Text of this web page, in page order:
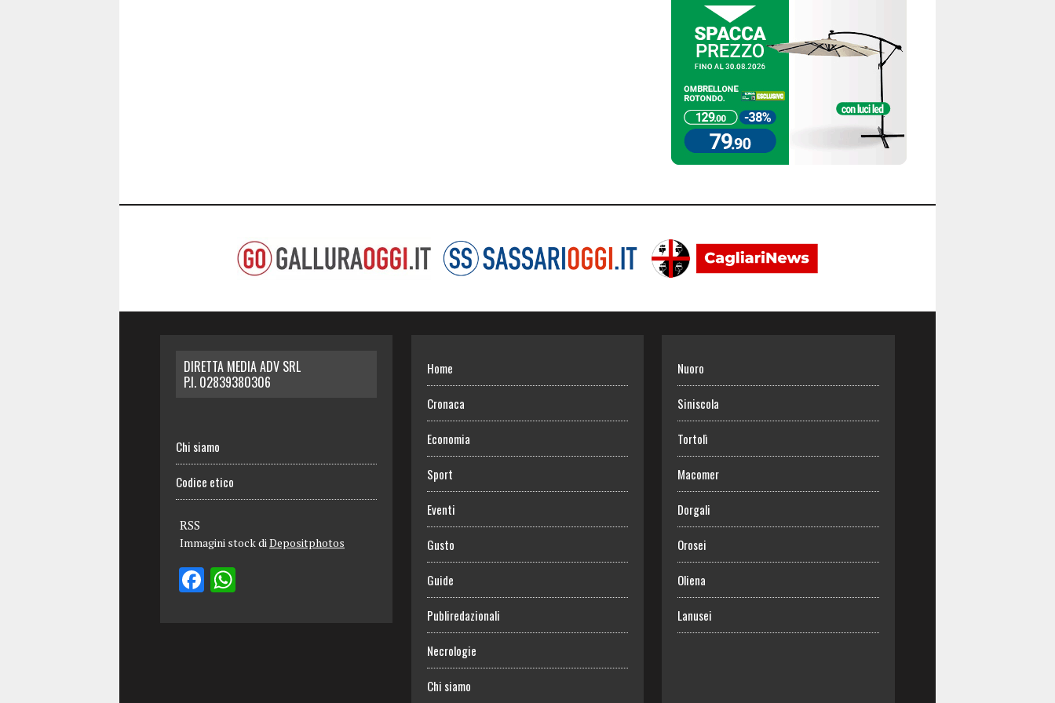
DIRETTA MEDIA ADV SRL
P.I. 02839380306
Chi siamo
Codice etico
RSS
Immagini stock diDepositphotos
Home
Cronaca
Economia
Sport
Eventi
Gusto
Guide
Publiredazionali
Necrologie
Chi siamo
Nuoro
Siniscola
Tortolì
Macomer
Dorgali
Orosei
Oliena
Lanusei